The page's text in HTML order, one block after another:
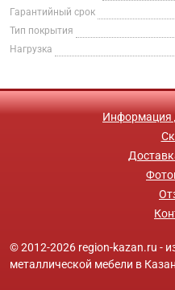
Гарантийный срок
Тип покрытия
Нагрузка
Информация
© 2012-2026 region-kazan.ru -
металлической мебели в